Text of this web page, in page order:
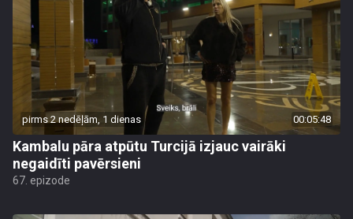
pirms 2 nedēļām, 1 dienas 00:05:48
Kambalu pāra atpūtu Turcijā izjauc vairāki
negaidīti pavērsieni
67. epizode